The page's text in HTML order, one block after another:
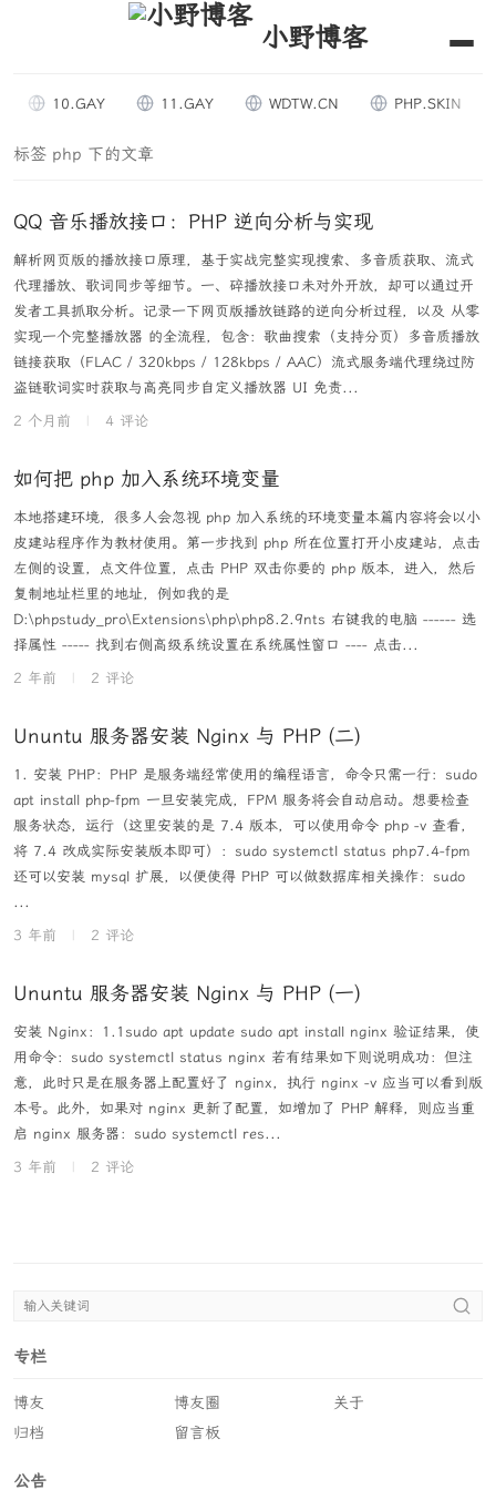
小野博客
10.GAY 11.GAY WDTW.CN PHP.SKIN
标签 php 下的文章
QQ 音乐播放接口：PHP 逆向分析与实现
解析网页版的播放接口原理，基于实战完整实现搜索、多音质获取、流式
代理播放、歌词同步等细节。一、碎播放接口未对外开放，却可以通过开
发者工具抓取分析。记录一下网页版播放链路的逆向分析过程，以及 从零
实现一个完整播放器 的全流程，包含：歌曲搜索（支持分页）多音质播放
链接获取（FLAC / 320kbps / 128kbps / AAC）流式服务端代理绕过防
盗链歌词实时获取与高亮同步自定义播放器 UI 免责...
2 个月前
4 评论
如何把 php 加入系统环境变量
本地搭建环境，很多人会忽视 php 加入系统的环境变量本篇内容将会以小
皮建站程序作为教材使用。第一步找到 php 所在位置打开小皮建站，点击
左侧的设置，点文件位置，点击 PHP 双击你要的 php 版本，进入，然后
复制地址栏里的地址，例如我的是
D:\phpstudy_pro\Extensions\php\php8.2.9nts 右键我的电脑 ------ 选
择属性 ----- 找到右侧高级系统设置在系统属性窗口 ---- 点击...
2 年前
2 评论
Ununtu 服务器安装 Nginx 与 PHP (二)
1. 安装 PHP：PHP 是服务端经常使用的编程语言，命令只需一行：sudo
apt install php-fpm 一旦安装完成，FPM 服务将会自动启动。想要检查
服务状态，运行（这里安装的是 7.4 版本，可以使用命令 php -v 查看，
将 7.4 改成实际安装版本即可）：sudo systemctl status php7.4-fpm
还可以安装 mysql 扩展，以便使得 PHP 可以做数据库相关操作：sudo
...
3 年前
2 评论
Ununtu 服务器安装 Nginx 与 PHP (一)
安装 Nginx：1.1sudo apt update sudo apt install nginx 验证结果，使
用命令：sudo systemctl status nginx 若有结果如下则说明成功：但注
意，此时只是在服务器上配置好了 nginx，执行 nginx -v 应当可以看到版
本号。此外，如果对 nginx 更新了配置，如增加了 PHP 解释，则应当重
启 nginx 服务器：sudo systemctl res...
3 年前
2 评论
专栏
博友 博友圈
关于
归档
留言板
公告